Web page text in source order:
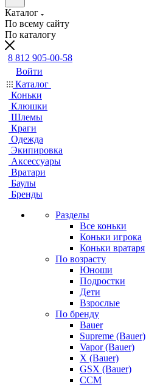
Каталог
По всему сайту
По каталогу
8 812 905-00-58
Войти
Каталог
Коньки
Клюшки
Шлемы
Краги
Одежда
Экипировка
Аксессуары
Вратари
Баулы
Бренды
Разделы
Все коньки
Коньки игрока
Коньки вратаря
По возрасту
Юноши
Подростки
Дети
Взрослые
По бренду
Bauer
Supreme (Bauer)
Vapor (Bauer)
X (Bauer)
GSX (Bauer)
CCM